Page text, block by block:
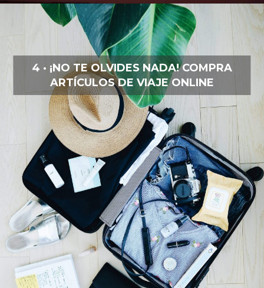
4 · ¡NO TE OLVIDES NADA! COMPRA
ARTÍCULOS DE VIAJE ONLINE